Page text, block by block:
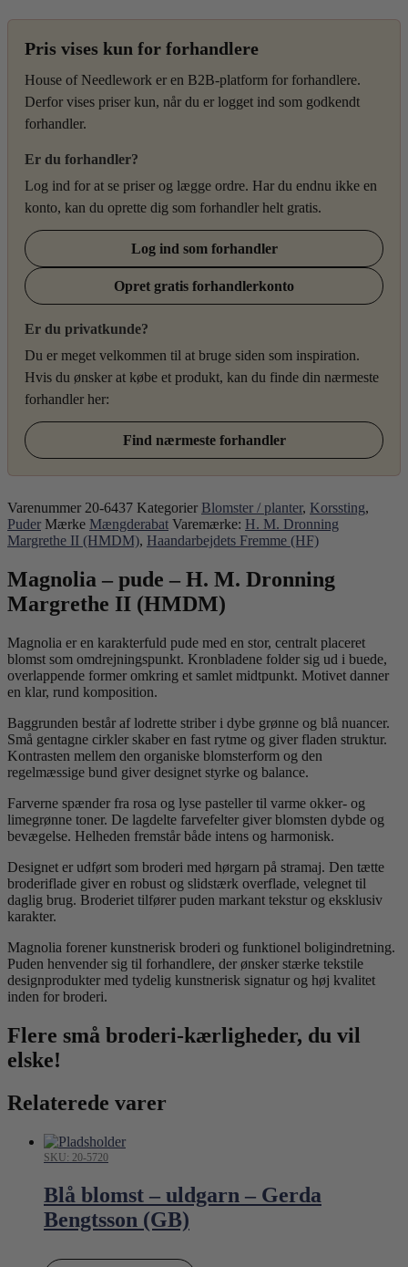
Pris vises kun for forhandlere
House of Needlework er en B2B-platform for forhandlere.
Derfor vises priser kun, når du er logget ind som godkendt
forhandler.
Er du forhandler?
Log ind for at se priser og lægge ordre. Har du endnu ikke en
konto, kan du oprette dig som forhandler helt gratis.
Log ind som forhandler
Opret gratis forhandlerkonto
Er du privatkunde?
Du er meget velkommen til at bruge siden som inspiration.
Hvis du ønsker at købe et produkt, kan du finde din nærmeste
forhandler her:
Find nærmeste forhandler
Varenummer 20-6437 Kategorier Blomster / planter, Korssting,
Puder Mærke Mængderabat Varemærke: H. M. Dronning
Margrethe II (HMDM), Haandarbejdets Fremme (HF)
Magnolia – pude – H. M. Dronning
Margrethe II (HMDM)
Magnolia er en karakterfuld pude med en stor, centralt placeret
blomst som omdrejningspunkt. Kronbladene folder sig ud i buede,
overlappende former omkring et samlet midtpunkt. Motivet danner
en klar, rund komposition.
Baggrunden består af lodrette striber i dybe grønne og blå nuancer.
Små gentagne cirkler skaber en fast rytme og giver fladen struktur.
Kontrasten mellem den organiske blomsterform og den
regelmæssige bund giver designet styrke og balance.
Farverne spænder fra rosa og lyse pasteller til varme okker- og
limegrønne toner. De lagdelte farvefelter giver blomsten dybde og
bevægelse. Helheden fremstår både intens og harmonisk.
Designet er udført som broderi med hørgarn på stramaj. Den tætte
broderiflade giver en robust og slidstærk overflade, velegnet til
daglig brug. Broderiet tilfører puden markant tekstur og eksklusiv
karakter.
Magnolia forener kunstnerisk broderi og funktionel boligindretning.
Puden henvender sig til forhandlere, der ønsker stærke tekstile
designprodukter med tydelig kunstnerisk signatur og høj kvalitet
inden for broderi.
Flere små broderi-kærligheder, du vil
elske!
Relaterede varer
SKU: 20-5720
Blå blomst – uldgarn – Gerda
Bengtsson (GB)